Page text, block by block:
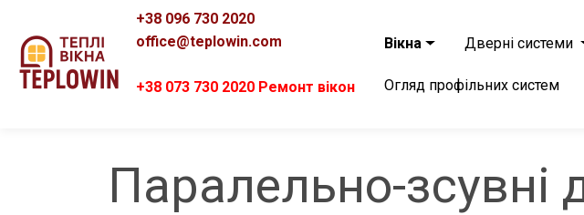
+38 096 730 2020
office@teplowin.com
+38 073 730 2020 Ремонт вікон
Вікна Дверні системи
Огляд профільних систем
Паралельно-зсувні